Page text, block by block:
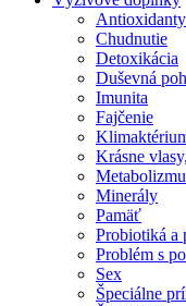
Antioxidanty
Chudnutie
Detoxikácia
Duševná
Imunita
Fajčenie
Krásne
Minerály
Pamäť
Probiotiká a
Problém s
Sex
Špeciálne